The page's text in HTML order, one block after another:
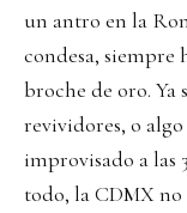
un antro en la
condesa, siempre
broche de oro. Ya
revividores, o algo
improvisado a las
todo, la CDMX